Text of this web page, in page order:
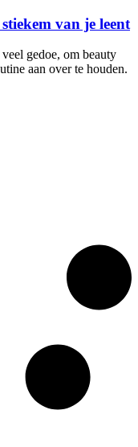
van je leent
gedoe, om beauty
aan over te houden.